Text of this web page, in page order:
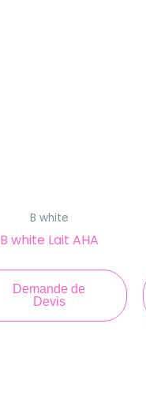
B white
B white Lait AHA
Demande de
Devis